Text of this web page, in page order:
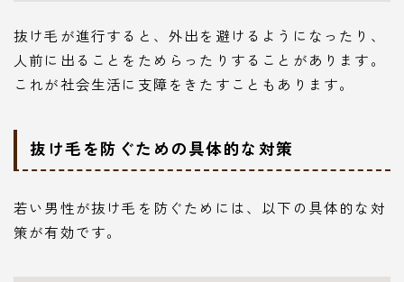
抜け毛が進行すると、外出を避けるようになったり、
人前に出ることをためらったりすることがあります。
これが社会生活に支障をきたすこともあります。
抜け毛を防ぐための具体的な対策
若い男性が抜け毛を防ぐためには、以下の具体的な対
策が有効です。